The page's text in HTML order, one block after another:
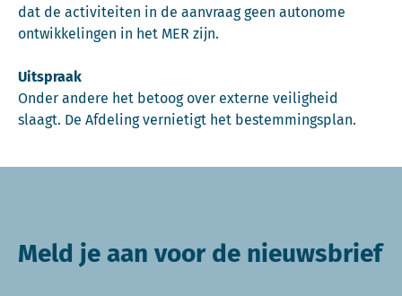
dat de activiteiten in de aanvraag geen autonome
ontwikkelingen in het MER zijn.
Uitspraak
Onder andere het betoog over externe veiligheid
slaagt. De Afdeling vernietigt het bestemmingsplan.
Meld je aan voor de nieuwsbrief